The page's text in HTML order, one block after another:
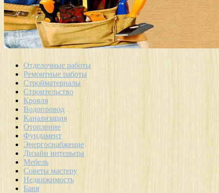
Отделочные работы
Ремонтные работы
Стройматериалы
Строительство
Кровля
Водопровод
Канализация
Отопление
Фундамент
Энергоснабжение
Дизайн интерьера
Мебель
Советы мастеру
Недвижимость
Баня